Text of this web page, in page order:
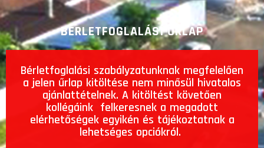
BÉRLETFOGLALÁSI ŰRLAP
Bérletfoglalási szabályzatunknak megfelelően
a jelen űrlap kitöltése nem minősül hivatalos
ajánlattételnek. A kitöltést követően
kollégáink felkeresnek a megadott
elérhetőségek egyikén és tájékoztatnak a
lehetséges opciókról.